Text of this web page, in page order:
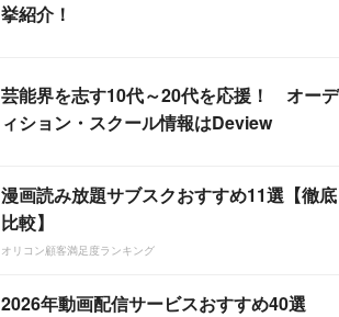
挙紹介！
芸能界を志す10代～20代を応援！ オーデ
ィション・スクール情報はDeview
漫画読み放題サブスクおすすめ11選【徹底
比較】
オリコン顧客満足度ランキング
2026年動画配信サービスおすすめ40選